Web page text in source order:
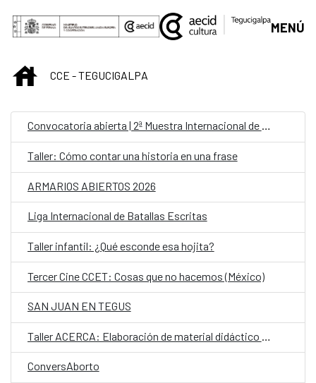
Saltar al contenido principal
MENÚ
INICIOCCE - TEGUCIGALPA
Convocatoria abierta | 2ª Muestra Internacional de Cine “Canarias Documental”
Taller: Cómo contar una historia en una frase
ARMARIOS ABIERTOS 2026
Liga Internacional de Batallas Escritas
Taller infantil: ¿Qué esconde esa hojita?
Tercer Cine CCET: Cosas que no hacemos (México)
SAN JUAN EN TEGUS
Taller ACERCA: Elaboración de material didáctico para lenguas indígenas
ConversAborto